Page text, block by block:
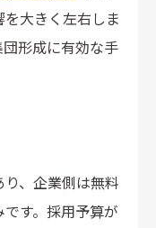
大きく左右しま
形成に有効な手
、企業側は無料
す。採用予算が